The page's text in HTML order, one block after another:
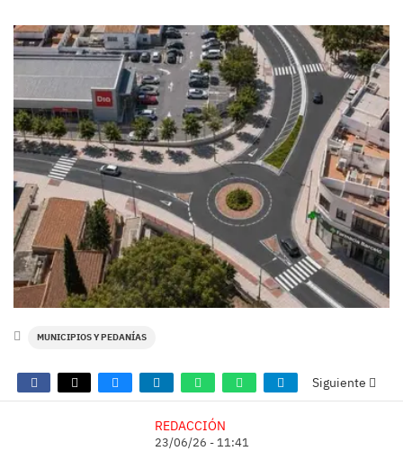
MUNICIPIOS Y PEDANÍAS
Siguiente
REDACCIÓN
23/06/26 - 11:41